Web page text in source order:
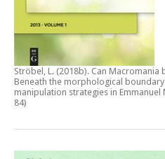
Ströbel, L. (2018b). Can Macromania
Beneath the morphological
manipulation strategies in Emmanuel
84)